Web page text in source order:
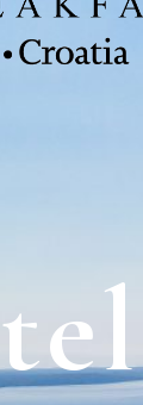
tel